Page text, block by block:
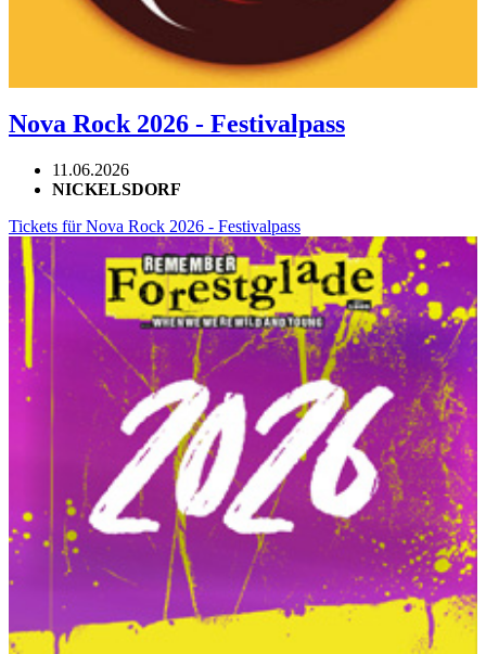
Nova Rock 2026 - Festivalpass
11.06.2026
NICKELSDORF
Tickets für Nova Rock 2026 - Festivalpass